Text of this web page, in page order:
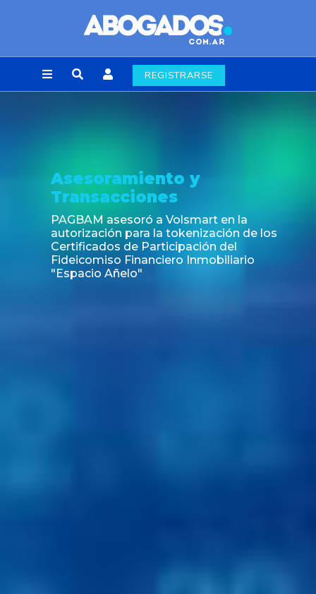
REGISTRARSE
Noticia
Fin de la obligación de rúbrica de los
laborales en la Ciudad de Buenos Aires